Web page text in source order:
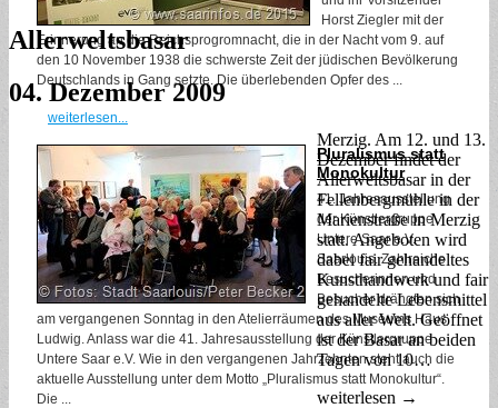
Horst Ziegler mit der
Erinnerung an die Reichsprogromnacht, die in der Nacht vom 9. auf
den 10 November 1938 die schwerste Zeit der jüdischen Bevölkerung
Deutschlands in Gang setzte. Die überlebenden Opfer des ...
weiterlesen...
Pluralismus statt
Monokultur
41. Jahresausstellung
der Künstlergruppe
Untere Saar e.V.
Saarlouis. Zahlreiche
Besucherinnen und
Besucher drängten sich
am vergangenen Sonntag in den Atelierräumen des Museums Haus
Ludwig. Anlass war die 41. Jahresausstellung der Künstlergruppe
Untere Saar e.V. Wie in den vergangenen Jahrzehnten steht auch die
aktuelle Ausstellung unter dem Motto „Pluralismus statt Monokultur“.
Die ...
Allerweltsbasar
04. Dezember 2009
Merzig. Am 12. und 13.
Dezember findet der
Allerweltsbasar in der
Fellenbergmühle in der
Marienstraße in Merzig
statt. Angeboten wird
dabei fair gehandeltes
Kunsthandwerk und fair
gehandelte Lebensmittel
aus aller Welt. Geöffnet
ist der Basar an beiden
Tagen von 10…
weiterlesen →